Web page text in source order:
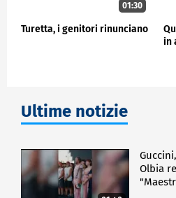
01:30
Turetta, i genitori rinunciano
in
Ultime notizie
Olbia